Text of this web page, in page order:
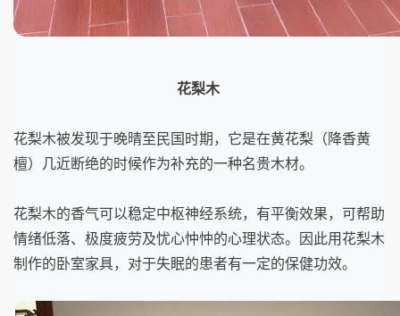
花梨木
花梨木被发现于晚晴至民国时期，它是在黄花梨（降香黄
檀）几近断绝的时候作为补充的一种名贵木材。
花梨木的香气可以稳定中枢神经系统，有平衡效果，可帮助
情绪低落、极度疲劳及忧心忡忡的心理状态。因此用花梨木
制作的卧室家具，对于失眠的患者有一定的保健功效。